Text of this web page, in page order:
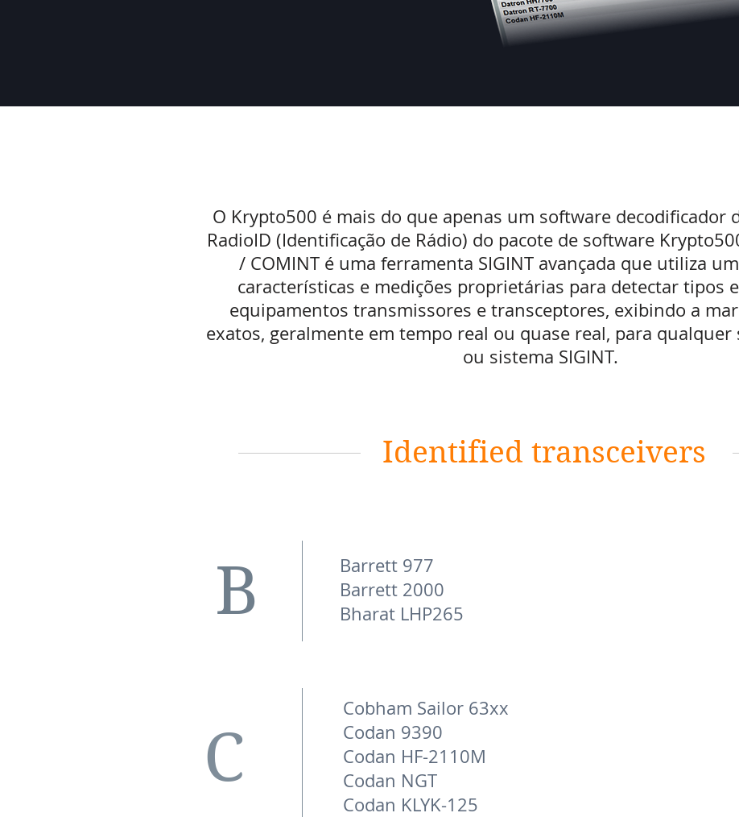
O Krypto500 é mais do que apenas um software decodificador
RadioID (Identificação de Rádio) do pacote de software
/ COMINT é uma ferramenta SIGINT avançada que utiliza
características e medições proprietárias para detectar tipos
equipamentos transmissores e transceptores, exibindo a
exatos, geralmente em tempo real ou quase real, para qualquer
ou sistema SIGINT.
Identified transceivers
B
Barrett 977
Barrett 2000
Bharat LHP265
C
Cobham Sailor 63xx
Codan 9390
Codan HF-2110M
Codan NGT
Codan KLYK-125